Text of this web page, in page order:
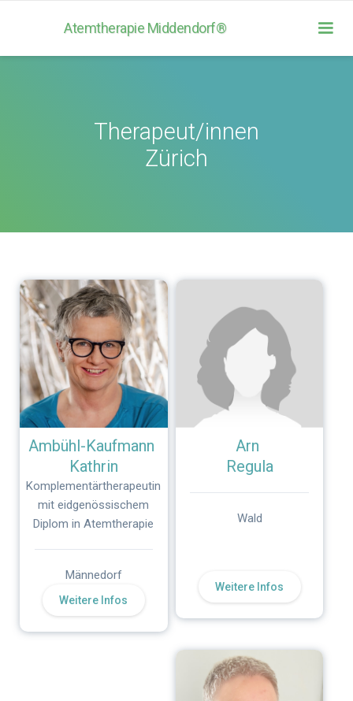
Atemtherapie Middendorf®
Therapeut/innen
Zürich
Ambühl-Kaufmann
Kathrin
Komplementärtherapeutin
mit eidgenössischem
Diplom in Atemtherapie
Männedorf
Weitere Infos
Arn
Regula
Wald
Weitere Infos